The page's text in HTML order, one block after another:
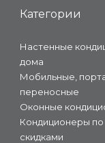
Категории
Настенные
дома
Мобильные,
переносные
Оконные
Кондиционеры по
скидками